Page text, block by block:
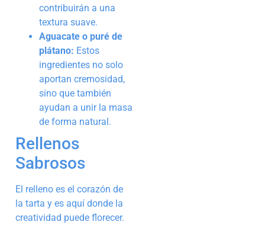
contribuirán a una
textura suave.
Aguacate o puré de
plátano: Estos
ingredientes no solo
aportan cremosidad,
sino que también
ayudan a unir la masa
de forma natural.
Rellenos
Sabrosos
El relleno es el corazón de
la tarta y es aquí donde la
creatividad puede florecer.